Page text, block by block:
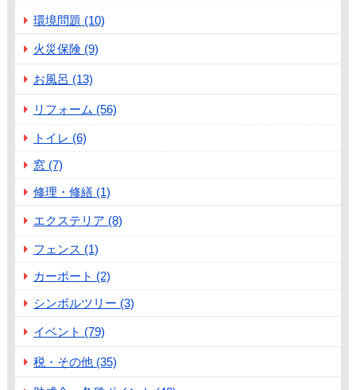
環境問題 (10)
火災保険 (9)
お風呂 (13)
リフォーム (56)
トイレ (6)
窓 (7)
修理・修繕 (1)
エクステリア (8)
フェンス (1)
カーポート (2)
シンボルツリー (3)
イベント (79)
税・その他 (35)